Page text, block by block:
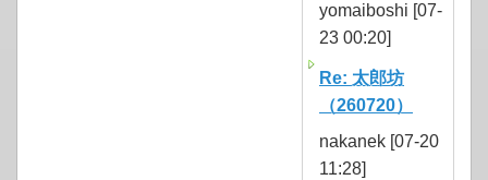
yomaiboshi [07-
23 00:20]
Re: 太郎坊
（260720）
nakanek [07-20
11:28]